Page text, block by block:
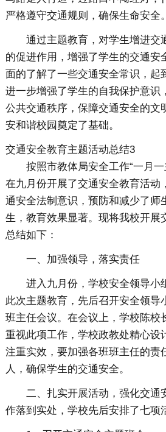
严格遵守交通规则，确保生命安全
通过主题教育，对学生增进交
的促进作用，增强了学生的交通安
面的了解了一些交通安全常识，起
进一步增强了学生的自我保护意识
公共交通秩序，保障交通安全的文
安和谐校园奠定了基础。
交通安全教育主题活动总结3
按照市教体局安全工作“一月
在九月份开展了交通安全教育活动
通安全法制意识，预防和减少了师
生，教育效果显著。现将我校开展
总结如下：
一、加强领导，落实责任
进入九月份，学校安全领导小
此次主题教育，先后召开安全领导
班主任会议。在会议上，学校陈校
重视此项工作，学校政教处精心设
注重实效，要加强各班班主任的责
人，确保学生的交通安全。
二、扎实开展活动，强化交通
作落到实处，学校先后安排了七项